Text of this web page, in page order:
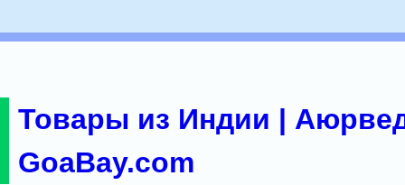
Товары из Индии |
GoaBay.com